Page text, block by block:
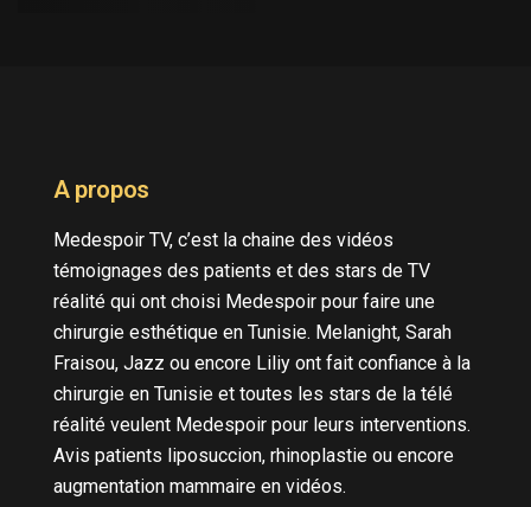
A propos
Medespoir TV, c’est la chaine des vidéos
témoignages des patients et des stars de TV
réalité qui ont choisi Medespoir pour faire une
chirurgie esthétique en Tunisie. Melanight, Sarah
Fraisou, Jazz ou encore Liliy ont fait confiance à la
chirurgie en Tunisie et toutes les stars de la télé
réalité veulent Medespoir pour leurs interventions.
Avis patients liposuccion, rhinoplastie ou encore
augmentation mammaire en vidéos.